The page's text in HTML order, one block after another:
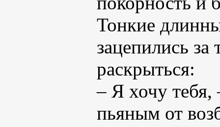
Тонкие
зацепились
раскрыться:
– Я хочу
пьяным от